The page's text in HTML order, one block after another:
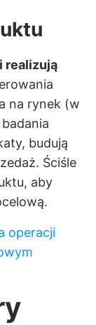
realizują
na rynek (w
budują
Ściśle
aby
operacji